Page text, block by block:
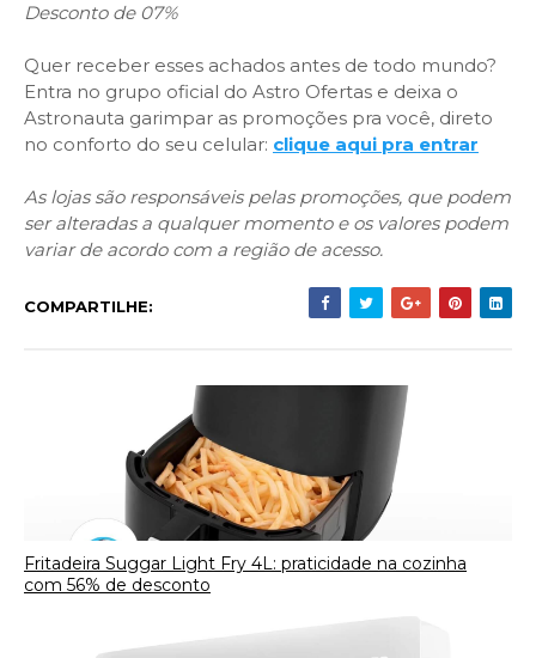
Desconto de 07%
Quer receber esses achados antes de todo mundo?
Entra no grupo oficial do Astro Ofertas e deixa o
Astronauta garimpar as promoções pra você, direto
no conforto do seu celular: clique aqui pra entrar
As lojas são responsáveis pelas promoções, que podem
ser alteradas a qualquer momento e os valores podem
variar de acordo com a região de acesso.
COMPARTILHE:
Fritadeira Suggar Light Fry 4L: praticidade na cozinha
com 56% de desconto